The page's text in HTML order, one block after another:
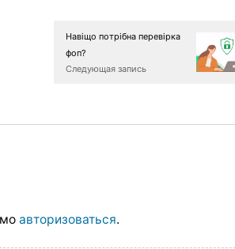
Навіщо потрібна перевірка
фоп?
Следующая запись
авторизоваться.